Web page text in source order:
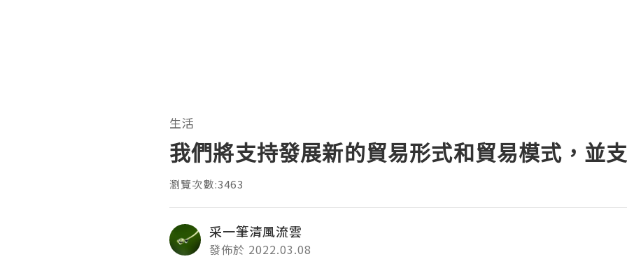
生活
我們將支持發展新的貿易形式和貿易模式，並
瀏覽次數:3463
采一筆清風流雲
發佈於 2022.03.08